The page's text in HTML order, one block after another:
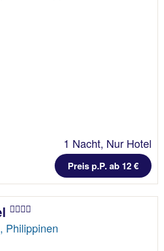
1 Nacht, Nur Hotel
Preis p.P. ab 12 €
Philippinen